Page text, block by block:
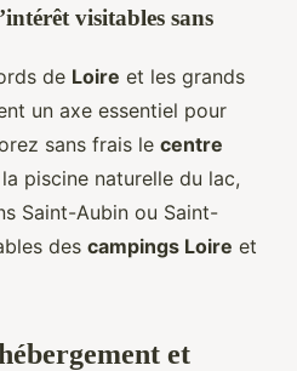
visitables sans
de Loire et les grands
un axe essentiel pour
sans frais le centre
piscine naturelle du lac,
Saint-Aubin ou Saint-
des campings Loire et
et